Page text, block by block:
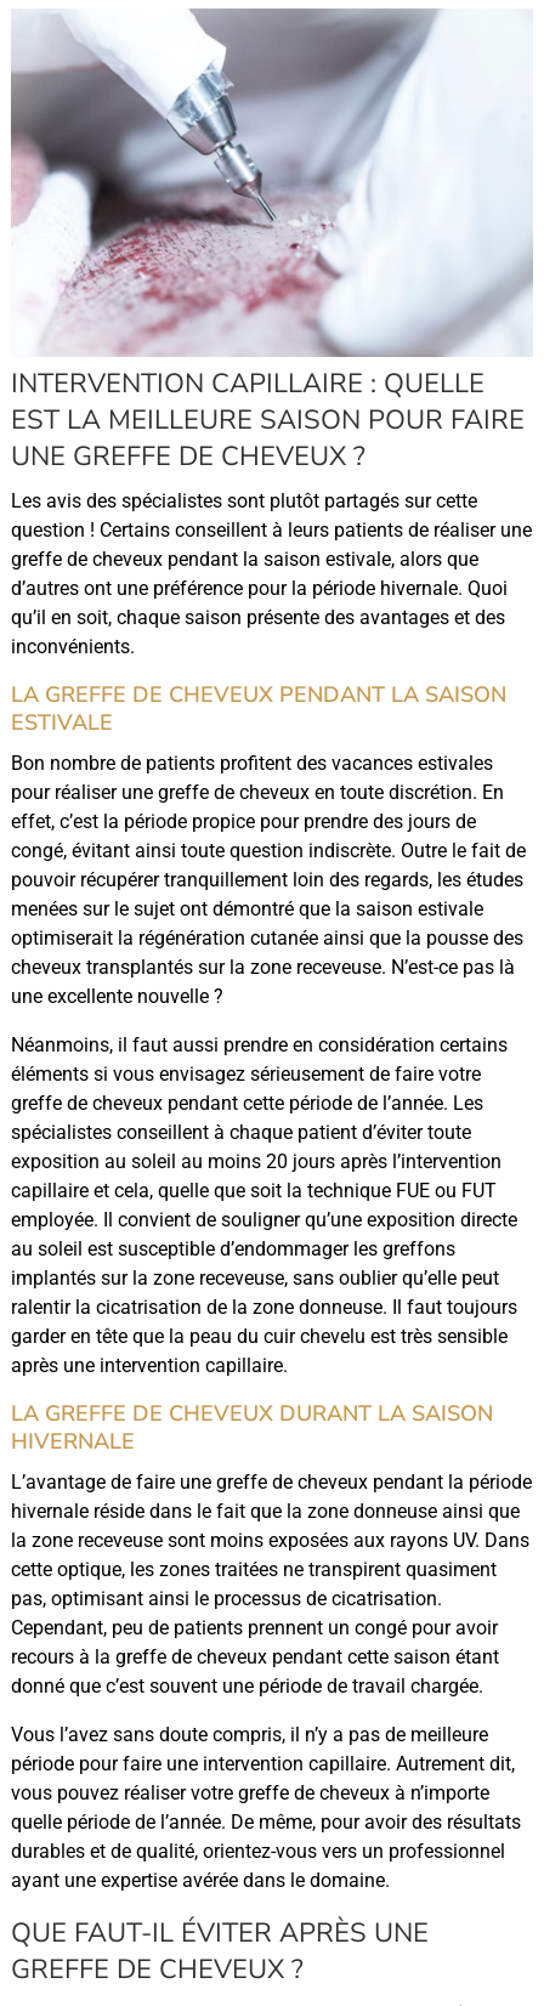
INTERVENTION CAPILLAIRE : QUELLE
EST LA MEILLEURE SAISON POUR FAIRE
UNE GREFFE DE CHEVEUX ?
Les avis des spécialistes sont plutôt partagés sur cette
question ! Certains conseillent à leurs patients de réaliser une
greffe de cheveux pendant la saison estivale, alors que
d’autres ont une préférence pour la période hivernale. Quoi
qu’il en soit, chaque saison présente des avantages et des
inconvénients.
LA GREFFE DE CHEVEUX PENDANT LA SAISON
ESTIVALE
Bon nombre de patients profitent des vacances estivales
pour réaliser une greffe de cheveux en toute discrétion. En
effet, c’est la période propice pour prendre des jours de
congé, évitant ainsi toute question indiscrète. Outre le fait de
pouvoir récupérer tranquillement loin des regards, les études
menées sur le sujet ont démontré que la saison estivale
optimiserait la régénération cutanée ainsi que la pousse des
cheveux transplantés sur la zone receveuse. N’est-ce pas là
une excellente nouvelle ?
Néanmoins, il faut aussi prendre en considération certains
éléments si vous envisagez sérieusement de faire votre
greffe de cheveux pendant cette période de l’année. Les
spécialistes conseillent à chaque patient d’éviter toute
exposition au soleil au moins 20 jours après l’intervention
capillaire et cela, quelle que soit la technique FUE ou FUT
employée. Il convient de souligner qu’une exposition directe
au soleil est susceptible d’endommager les greffons
implantés sur la zone receveuse, sans oublier qu’elle peut
ralentir la cicatrisation de la zone donneuse. Il faut toujours
garder en tête que la peau du cuir chevelu est très sensible
après une intervention capillaire.
LA GREFFE DE CHEVEUX DURANT LA SAISON
HIVERNALE
L’avantage de faire une greffe de cheveux pendant la période
hivernale réside dans le fait que la zone donneuse ainsi que
la zone receveuse sont moins exposées aux rayons UV. Dans
cette optique, les zones traitées ne transpirent quasiment
pas, optimisant ainsi le processus de cicatrisation.
Cependant, peu de patients prennent un congé pour avoir
recours à la greffe de cheveux pendant cette saison étant
donné que c’est souvent une période de travail chargée.
Vous l’avez sans doute compris, il n’y a pas de meilleure
période pour faire une intervention capillaire. Autrement dit,
vous pouvez réaliser votre greffe de cheveux à n’importe
quelle période de l’année. De même, pour avoir des résultats
durables et de qualité, orientez-vous vers un professionnel
ayant une expertise avérée dans le domaine.
QUE FAUT-IL ÉVITER APRÈS UNE
GREFFE DE CHEVEUX ?